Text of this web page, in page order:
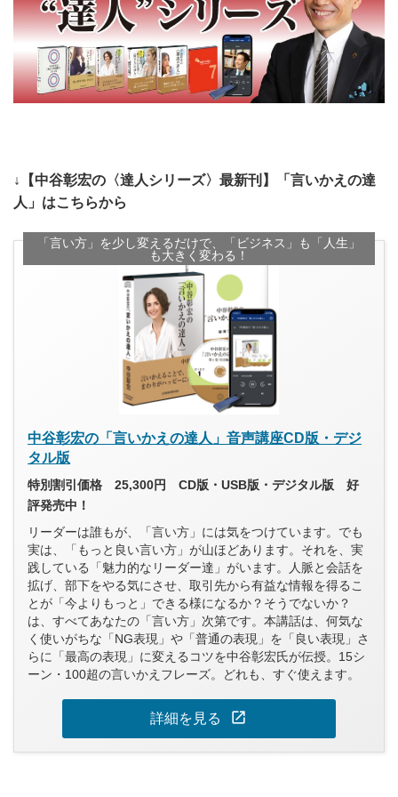
↓【中谷彰宏の〈達人シリーズ〉最新刊】「言いかえの達
人」はこちらから
「言い方」を少し変えるだけで、「ビジネス」も「人生」
も大きく変わる！
中谷彰宏の「言いかえの達人」音声講座CD版・デジ
タル版
特別割引価格 25,300円 CD版・USB版・デジタル版 好
評発売中！
リーダーは誰もが、「言い方」には気をつけています。でも
実は、「もっと良い言い方」が山ほどあります。それを、実
践している「魅力的なリーダー達」がいます。人脈と会話を
拡げ、部下をやる気にさせ、取引先から有益な情報を得るこ
とが「今よりもっと」できる様になるか？そうでないか？
は、すべてあなたの「言い方」次第です。本講話は、何気な
く使いがちな「NG表現」や「普通の表現」を「良い表現」さ
らに「最高の表現」に変えるコツを中谷彰宏氏が伝授。15シ
ーン・100超の言いかえフレーズ。どれも、すぐ使えます。
詳細を見る open_in_new